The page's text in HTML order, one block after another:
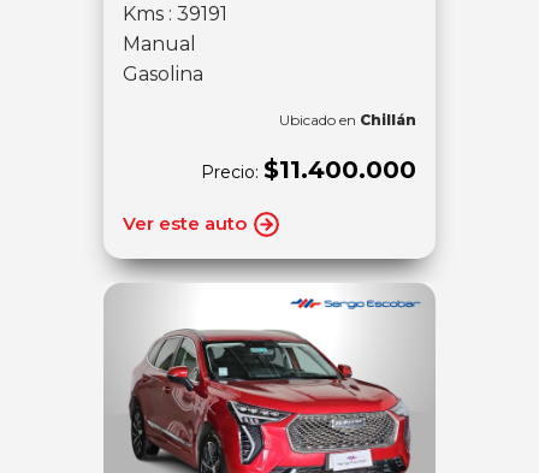
Kms : 39191
Manual
Gasolina
Ubicado en Chillán
Precio: $11.400.000
Ver este auto